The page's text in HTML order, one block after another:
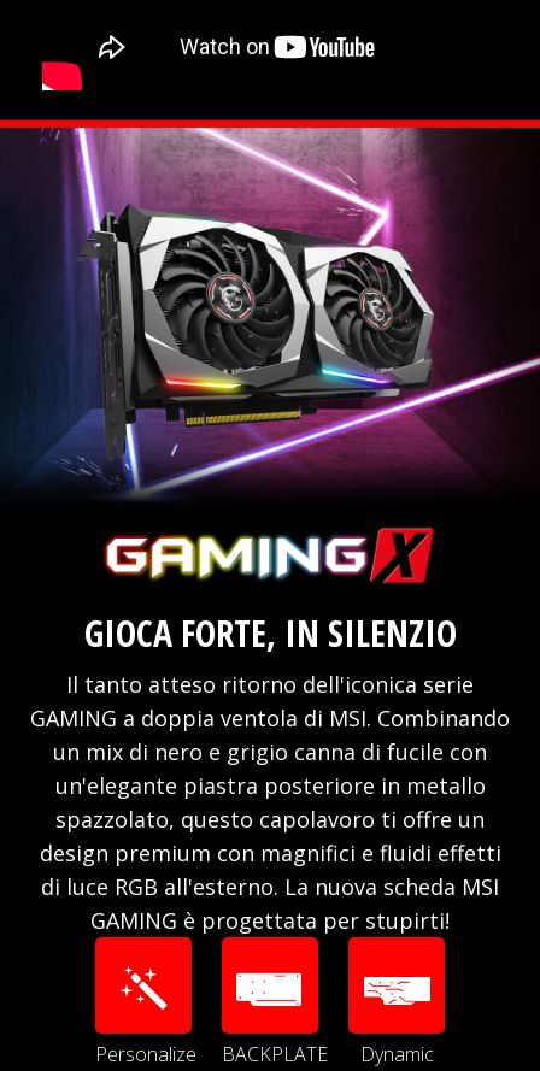
GIOCA FORTE, IN SILENZIO
Il tanto atteso ritorno dell'iconica serie
GAMING a doppia ventola di MSI. Combinando
un mix di nero e grigio canna di fucile con
un'elegante piastra posteriore in metallo
spazzolato, questo capolavoro ti offre un
design premium con magnifici e fluidi effetti
di luce RGB all'esterno. La nuova scheda MSI
GAMING è progettata per stupirti!
Personalize
BACKPLATE
Dynamic